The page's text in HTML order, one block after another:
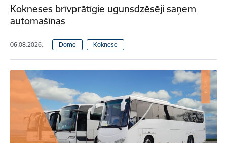
Kokneses brīvprātīgie ugunsdzēsēji saņem
automašīnas
06.08.2026. Dome Koknese